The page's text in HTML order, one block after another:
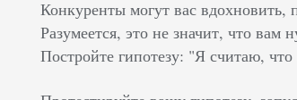
Конкуренты могут вас вдохновить,
Разумеется, это не значит, что вам
Постройте гипотезу: "Я считаю,